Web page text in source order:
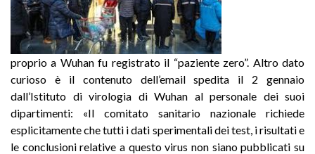
proprio a Wuhan fu registrato il “paziente zero”. Altro dato
curioso è il contenuto dell’email spedita il 2 gennaio
dall’Istituto di virologia di Wuhan al personale dei suoi
dipartimenti: «Il comitato sanitario nazionale richiede
esplicitamente che tutti i dati sperimentali dei test, i risultati e
le conclusioni relative a questo virus non siano pubblicati su